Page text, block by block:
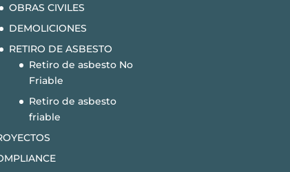
OBRAS CIVILES
DEMOLICIONES
RETIRO DE ASBESTO
Retiro de asbesto No
Friable
Retiro de asbesto
friable